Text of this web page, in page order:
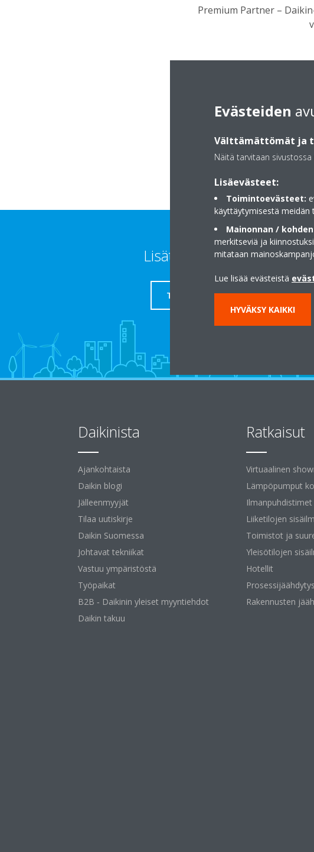
Premium Partner –
Yli-iintie 907
Lisätietoja
TUKI
Daikinista
Ajankohtaista
Daikin blogi
Jälleenmyyjät
Tilaa uutiskirje
Daikin Suomessa
Johtavat tekniikat
Vastuu ympäristöstä
Työpaikat
B2B ‐ Daikinin yleiset myyntiehdot
Daikin takuu
Ratkaisut
Virtuaalinen
Lämpöpumput
Ilmanpuhdistimet
Liiketilojen
Toimistot ja
Yleisötilojen
Hotellit
Prosessijäähdytys
Rakennusten
Evästeiden
Välttämättömät ja
Näitä tarvitaan
Lisäevästeet:
Toimintoevästeet:
käyttäytymisestä meidän
Mainonnan /
merkitseviä ja
mitataan
Lue lisää evästeistä
HYVÄKSY KAIKKI